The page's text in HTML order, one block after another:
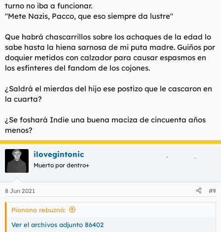
turno no iba a funcionar.
"Mete Nazis, Pacco, que eso siempre da lustre"
Que habrá chascarrillos sobre los achaques de la edad lo
sabe hasta la hiena sarnosa de mi puta madre. Guiños por
doquier metidos con calzador para causar espasmos en
los esfínteres del fandom de los cojones.
¿Saldrá el mierdas del hijo ese postizo que le cascaron en
la cuarta?
¿Se foshará Indie una buena maciza de cincuenta años
menos?
ilovegintonic
Muerto por dentro+
8 Jun 2021 #9
Pionono rebuznó:
Ver el archivos adjunto 86402